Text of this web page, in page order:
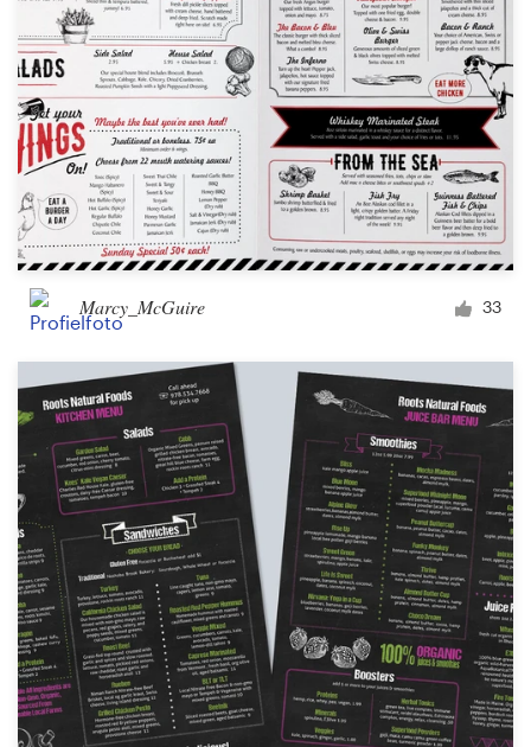
Marcy_McGuire 33